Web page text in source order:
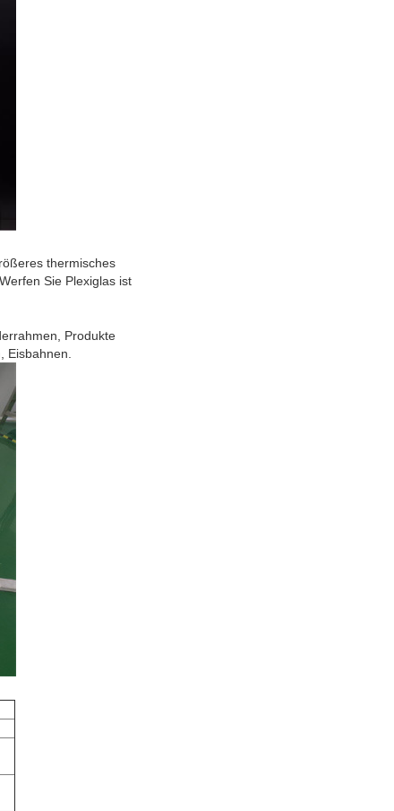
thermisches
Sie Plexiglas ist
Produkte
Eisbahnen.